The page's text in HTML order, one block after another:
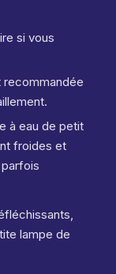
si vous
recommandée
à eau de petit
froides et
lampe de